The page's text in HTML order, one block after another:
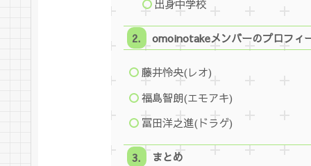
出身中学校
omoinotakeメンバーのプロフィ
藤井怜央(レオ)
福島智朗(エモアキ)
冨田洋之進(ドラゲ)
まとめ